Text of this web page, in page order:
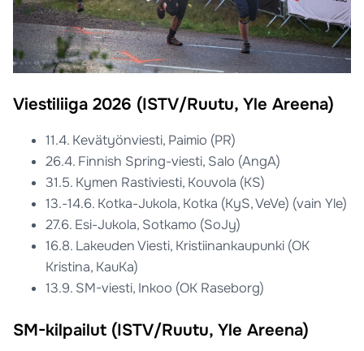
Viestiliiga 2026 (ISTV/Ruutu, Yle Areena)
11.4. Kevätyönviesti, Paimio (PR)
26.4. Finnish Spring-viesti, Salo (AngA)
31.5. Kymen Rastiviesti, Kouvola (KS)
13.-14.6. Kotka-Jukola, Kotka (KyS, VeVe) (vain Yle)
27.6. Esi-Jukola, Sotkamo (SoJy)
16.8. Lakeuden Viesti, Kristiinankaupunki (OK
Kristina, KauKa)
13.9. SM-viesti, Inkoo (OK Raseborg)
SM-kilpailut (ISTV/Ruutu, Yle Areena)